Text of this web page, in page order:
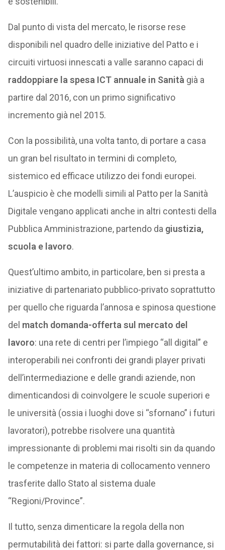
Dal punto di vista del mercato, le risorse rese
disponibili nel quadro delle iniziative del Patto e i
circuiti virtuosi innescati a valle saranno capaci di
raddoppiare la spesa ICT annuale in Sanità già a
partire dal 2016, con un primo significativo
incremento già nel 2015.
Con la possibilità, una volta tanto, di portare a casa
un gran bel risultato in termini di completo,
sistemico ed efficace utilizzo dei fondi europei.
L’auspicio è che modelli simili al Patto per la Sanità
Digitale vengano applicati anche in altri contesti della
Pubblica Amministrazione, partendo da giustizia,
scuola e lavoro.
Quest’ultimo ambito, in particolare, ben si presta a
iniziative di partenariato pubblico-privato soprattutto
per quello che riguarda l’annosa e spinosa questione
del match domanda-offerta sul mercato del
lavoro: una rete di centri per l’impiego “all digital” e
interoperabili nei confronti dei grandi player privati
dell’intermediazione e delle grandi aziende, non
dimenticandosi di coinvolgere le scuole superiori e
le università (ossia i luoghi dove si “sfornano” i futuri
lavoratori), potrebbe risolvere una quantità
impressionante di problemi mai risolti sin da quando
le competenze in materia di collocamento vennero
trasferite dallo Stato al sistema duale
“Regioni/Province”.
Il tutto, senza dimenticare la regola della non
permutabilità dei fattori: si parte dalla governance, si